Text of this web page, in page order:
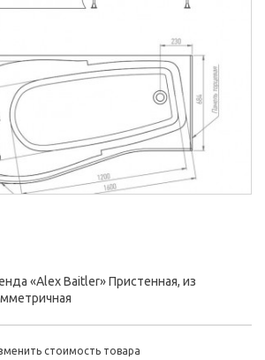
«Alex Baitler» Пристенная, из
стоимость товара